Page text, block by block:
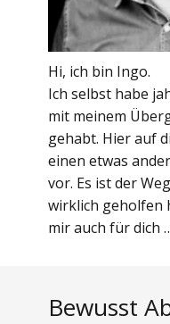
Hi, ich bin Ingo.
Ich selbst habe
mit meinem
gehabt. Hier auf
einen etwas
vor. Es ist der
wirklich geholfen
mir auch für dich
Bewusst